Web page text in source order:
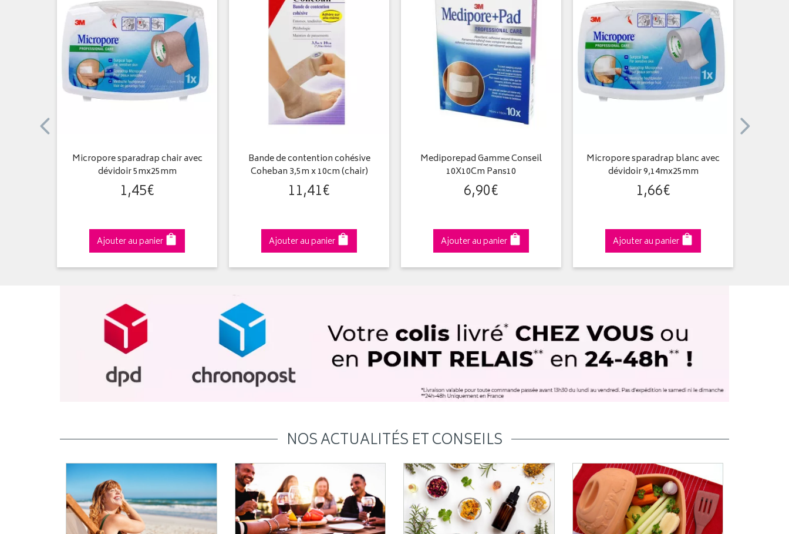
Micropore sparadrap chair avec
dévidoir 5mx25mm
1,45€
Ajouter au panier
Bande de contention cohésive
Coheban 3,5m x 10cm (chair)
11,41€
Ajouter au panier
Mediporepad Gamme Conseil
10X10Cm Pans10
6,90€
Ajouter au panier
Micropore sparadrap blanc avec
dévidoir 9,14mx25mm
1,66€
Ajouter au panier
NOS ACTUALITÉS ET CONSEILS